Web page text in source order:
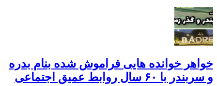
خواهر خوانده هایی فراموش شده بنام بدره
و سربندر با ۶۰ سال روابط عمیق اجتماعی